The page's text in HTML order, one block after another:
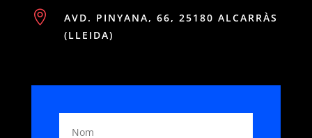

AVD. PINYANA, 66, 25180 ALCARRÀS
(LLEIDA)